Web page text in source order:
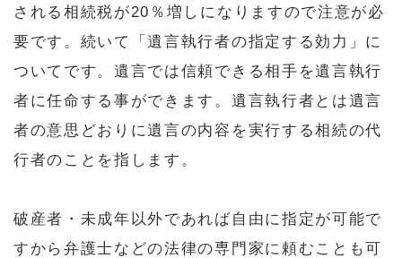
される相続税が20％増しになりますので注意が必
要です。続いて「遺言執行者の指定する効力」に
ついてです。遺言では信頼できる相手を遺言執行
者に任命する事ができます。遺言執行者とは遺言
者の意思どおりに遺言の内容を実行する相続の代
行者のことを指します。
破産者・未成年以外であれば自由に指定が可能で
すから弁護士などの法律の専門家に頼むことも可